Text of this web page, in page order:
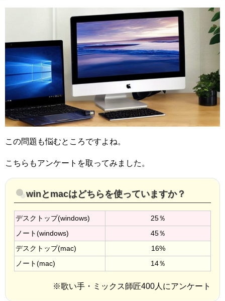
この問題も悩むところですよね。
こちらもアンケートを取ってみました。
winとmacはどちらを使っていますか？
デスクトップ(windows)
25％
ノート(windows)
45％
デスクトップ(mac)
16%
ノート(mac)
14％
※歌い手・ミックス師匠400人にアンケート